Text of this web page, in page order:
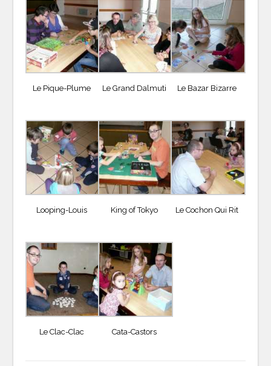
Le Pique-Plume Le Grand Dalmuti Le Bazar Bizarre
Looping-Louis King of Tokyo Le Cochon Qui Rit
Le Clac-Clac Cata-Castors